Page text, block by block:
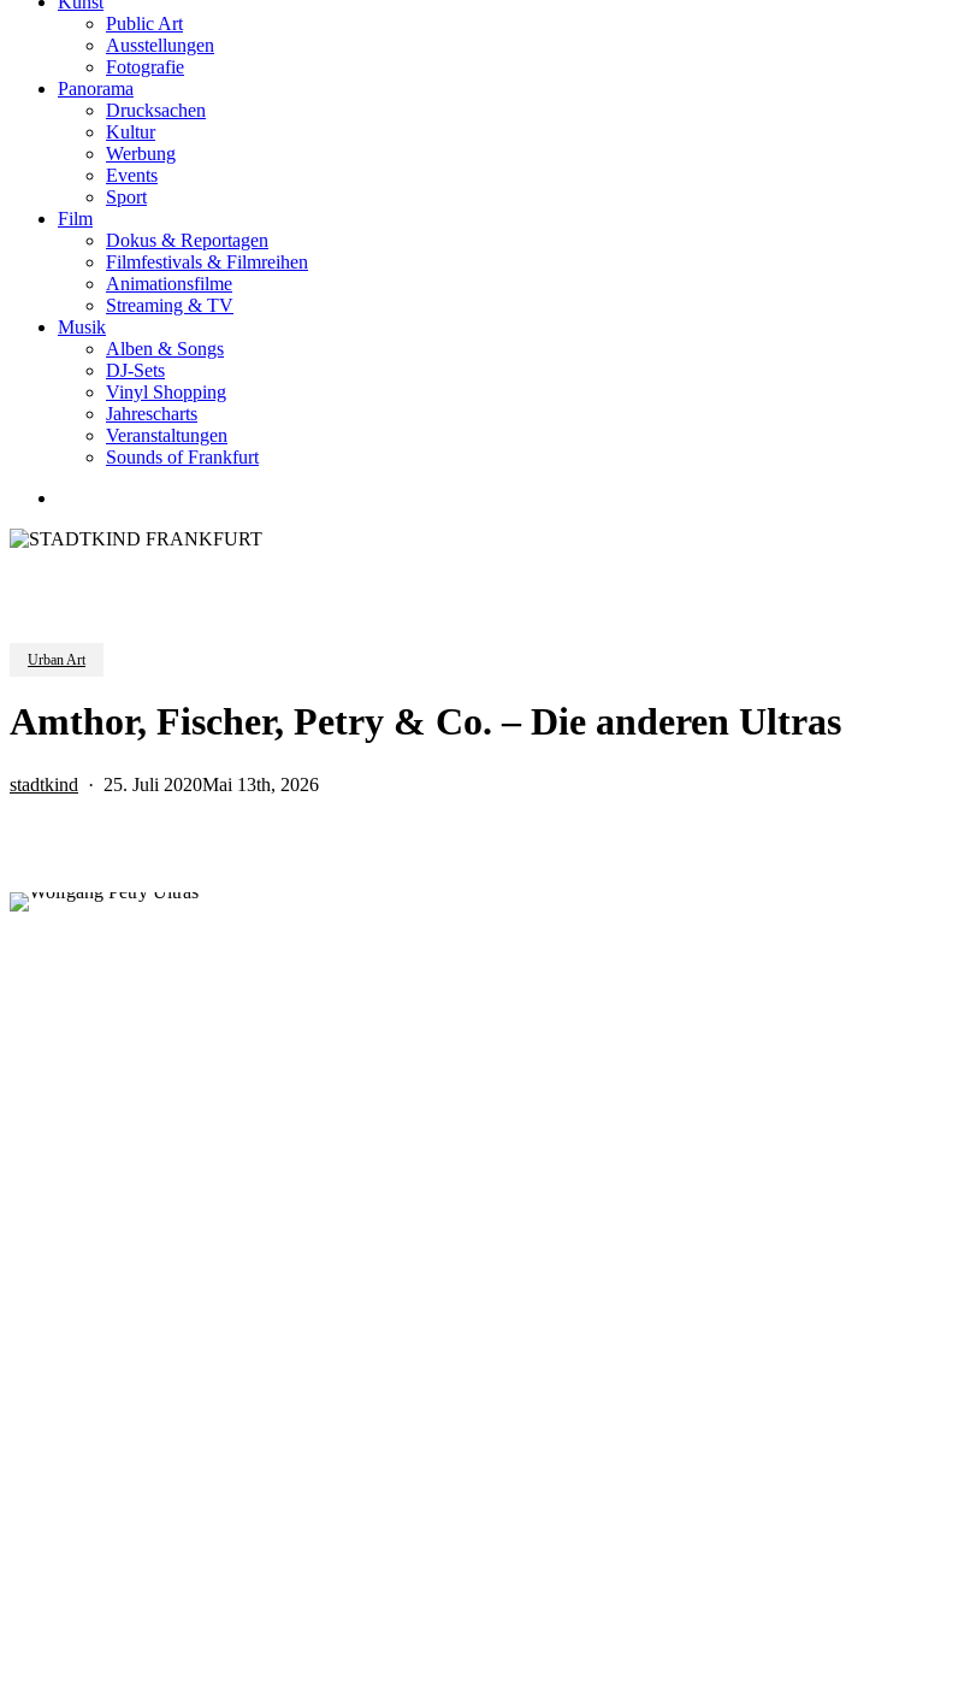
Public Art
Ausstellungen
Fotografie
Panorama
Drucksachen
Kultur
Werbung
Events
Sport
Film
Dokus & Reportagen
Filmfestivals & Filmreihen
Animationsfilme
Streaming & TV
Musik
Alben & Songs
DJ-Sets
Vinyl Shopping
Jahrescharts
Veranstaltungen
Sounds of Frankfurt
Urban Art
Amthor, Fischer, Petry & Co. – Die anderen Ultras
stadtkind 25. Juli 2020Mai 13th, 2026